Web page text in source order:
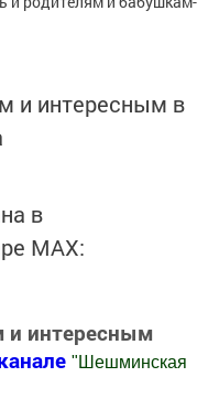
и интересным в
в
MАХ:
интересным
" Шешминская